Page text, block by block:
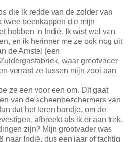
die ik redde van de zolder van
twee beenkappen die mijn
hebben in Indië. Ik wist wel van
en ik herinner me ze ook nog uit
de Amstel (een
waar grootvader
verrast ze tussen mijn zooi aan
ze een voor een om. Dit gaat
van de scheenbeschermers van
dat het leren bandje, om de
afbreekt als ik er aan trek.
zijn? Mijn grootvader was
naar Indië, dus een jaar of tachtig